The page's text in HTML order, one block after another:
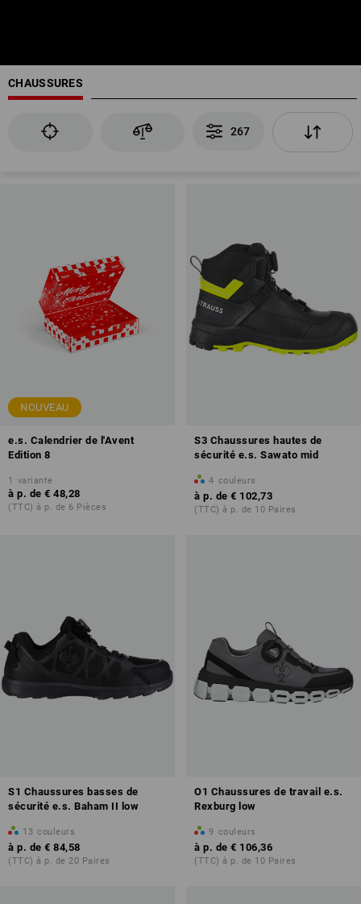
CHAUSSURES
267
NOUVEAU
e.s. Calendrier de l'Avent
Edition 8
1 variante
à p. de € 48,28
(TTC) à p. de 6 Pièces
S3 Chaussures hautes de
sécurité e.s. Sawato mid
4 couleurs
à p. de € 102,73
(TTC) à p. de 10 Paires
S1 Chaussures basses de
sécurité e.s. Baham II low
13 couleurs
à p. de € 84,58
(TTC) à p. de 20 Paires
O1 Chaussures de travail e.s.
Rexburg low
9 couleurs
à p. de € 106,36
(TTC) à p. de 10 Paires